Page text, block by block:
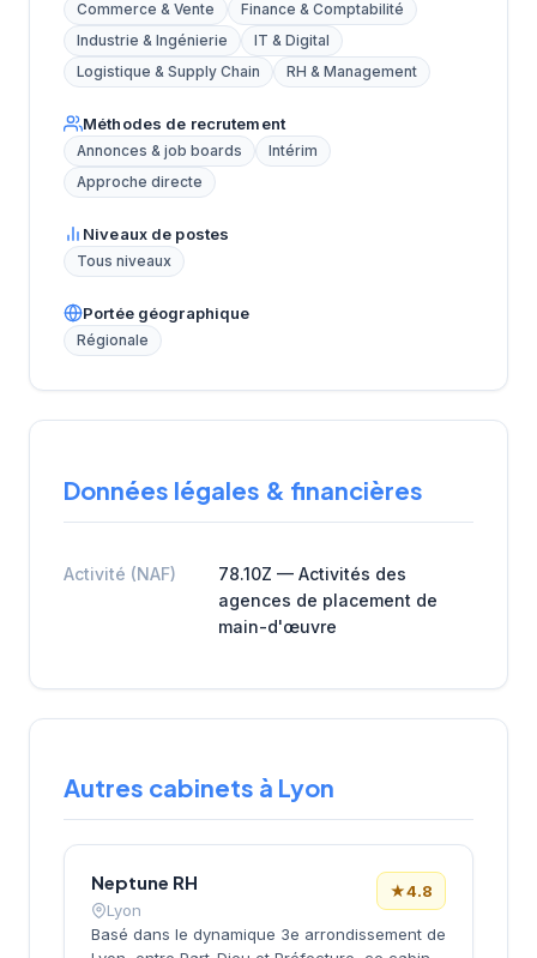
Commerce & Vente
Finance & Comptabilité
Industrie & Ingénierie
IT & Digital
Logistique & Supply Chain
RH & Management
Méthodes de recrutement
Annonces & job boards
Intérim
Approche directe
Niveaux de postes
Tous niveaux
Portée géographique
Régionale
Données légales & financières
Activité (NAF)
78.10Z — Activités des
agences de placement de
main-d'œuvre
Autres cabinets à Lyon
Neptune RH
Lyon
★4.8
Basé dans le dynamique 3e arrondissement de